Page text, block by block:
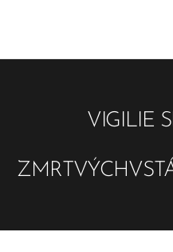
VIGILIE